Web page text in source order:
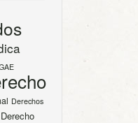
Derechos
Derecho